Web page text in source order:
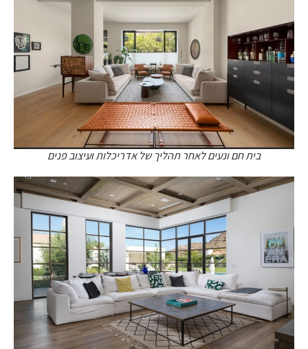
בית חם ונעים לאחר תהליך של אדריכלות ועיצוב פנים